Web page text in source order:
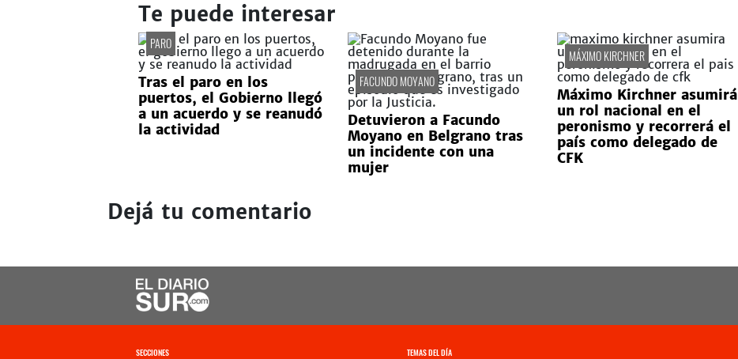
Te puede interesar
PARO
Tras el paro en los
puertos, el Gobierno llegó
a un acuerdo y se reanudó
la actividad
FACUNDO MOYANO
Detuvieron a Facundo
Moyano en Belgrano tras
un incidente con una
mujer
MÁXIMO KIRCHNER
Máximo Kirchner asumirá
un rol nacional en el
peronismo y recorrerá el
país como delegado de
CFK
Dejá tu comentario
SECCIONES TEMAS DEL DÍA